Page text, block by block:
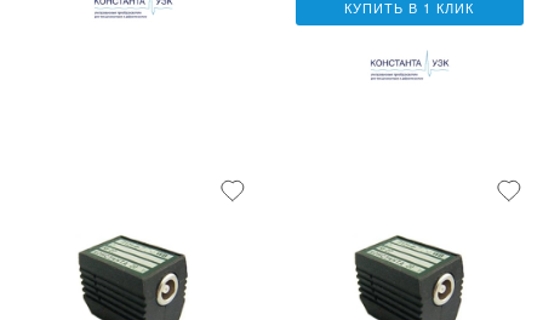
КУПИТЬ В 1 КЛИК